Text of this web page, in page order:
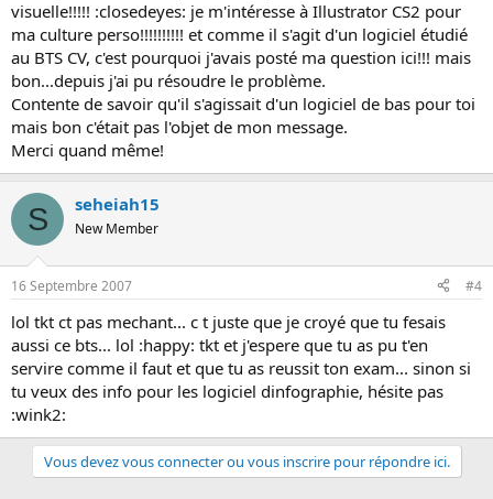
visuelle!!!!! :closedeyes: je m'intéresse à Illustrator CS2 pour
ma culture perso!!!!!!!!!! et comme il s'agit d'un logiciel étudié
au BTS CV, c'est pourquoi j'avais posté ma question ici!!! mais
bon...depuis j'ai pu résoudre le problème.
Contente de savoir qu'il s'agissait d'un logiciel de bas pour toi
mais bon c'était pas l'objet de mon message.
Merci quand même!
S seheiah15
New Member
16 Septembre 2007 #4
lol tkt ct pas mechant... c t juste que je croyé que tu fesais
aussi ce bts... lol :happy: tkt et j'espere que tu as pu t'en
servire comme il faut et que tu as reussit ton exam... sinon si
tu veux des info pour les logiciel dinfographie, hésite pas
:wink2:
Vous devez vous connecter ou vous inscrire pour répondre ici.